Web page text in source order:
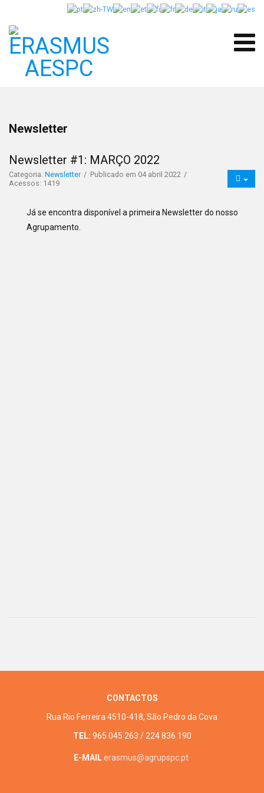
Newsletter
Newsletter #1: MARÇO 2022
Categoria: Newsletter
Publicado em 04 abril 2022
Acessos: 1419
Já se encontra disponível a primeira Newsletter do nosso
Agrupamento.
CONTACTOS
Rua Rio Ferreira 4510-418, São Pedro da Cova
TEL: 965 045 263 / 224 836 190
E-MAILerasmus@agrupspc.pt